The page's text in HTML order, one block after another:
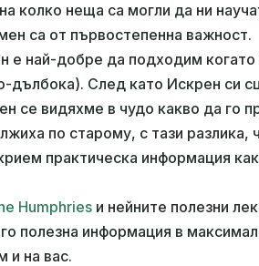
колко неща са могли да ни
са от първостепенна важност.
е най-добре да подходим
дълбока). След като Искрен си
се видяхме в чудо какво да го
по старому, с тази
практическа информация
Humphries и нейните полезни
полезна информация в
и на вас.